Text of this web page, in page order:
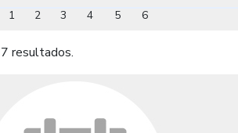
1 2 3 4 5 6
resultados.